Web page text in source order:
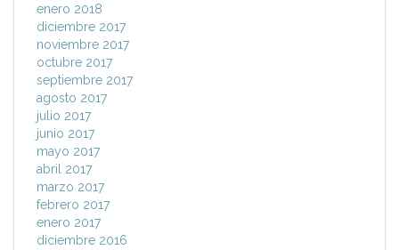
enero 2018
diciembre 2017
noviembre 2017
octubre 2017
septiembre 2017
agosto 2017
julio 2017
junio 2017
mayo 2017
abril 2017
marzo 2017
febrero 2017
enero 2017
diciembre 2016